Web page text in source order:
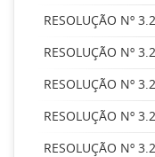
RESOLUÇÃO Nº
RESOLUÇÃO Nº
RESOLUÇÃO Nº
RESOLUÇÃO Nº
RESOLUÇÃO Nº